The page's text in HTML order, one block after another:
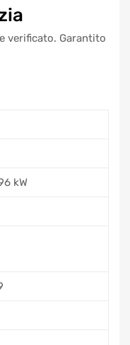
verificato. Garantito
kW